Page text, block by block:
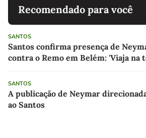
Recomendado para você
SANTOS
Santos confirma presença de
contra o Remo em Belém: 'Viaja na
SANTOS
A publicação de Neymar
ao Santos